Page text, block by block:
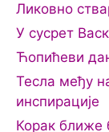
Ликовно
У сусрет
Ћопићеви
Тесла међу
инспирације
Корак ближе